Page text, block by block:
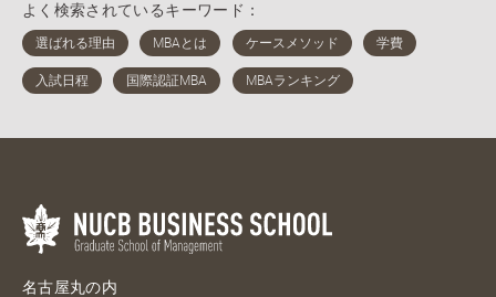
よく検索されているキーワード：
名古屋丸の内